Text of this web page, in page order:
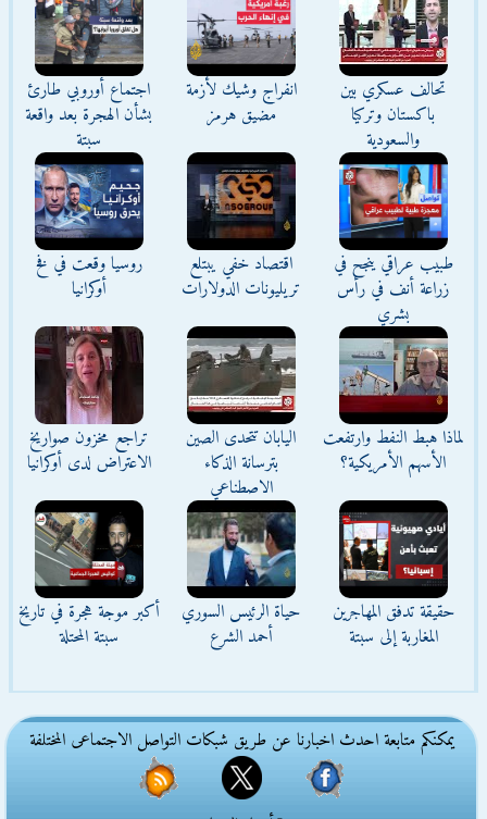
تحالف عسكري بين
باكستان وتركيا
والسعودية
انفراج وشيك لأزمة
مضيق هرمز
اجتماع أوروبي طارئ
بشأن الهجرة بعد واقعة
سبتة
طبيب عراقي ينجح في
زراعة أنف في رأس
بشري
اقتصاد خفي يبتلع
تريليونات الدولارات
روسيا وقعت في فخ
أوكرانيا
لماذا هبط النفط وارتفعت
الأسهم الأمريكية؟
اليابان تتحدى الصين
بترسانة الذكاء
الاصطناعي
تراجع مخزون صواريخ
الاعتراض لدى أوكرانيا
حقيقة تدفق المهاجرين
المغاربة إلى سبتة
حياة الرئيس السوري
أحمد الشرع
أكبر موجة هجرة في تاريخ
سبتة المحتلة
يمكنكم متابعة احدث اخبارنا عن طريق شبكات التواصل الاجتماعى المختلفة